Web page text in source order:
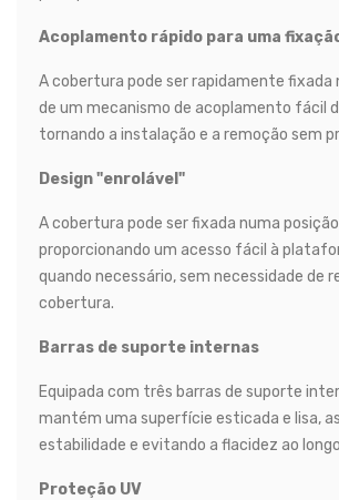
Acoplamento rápido para uma
A cobertura pode ser rapidamente fixada
de um mecanismo de acoplamento fácil
tornando a instalação e a remoção sem
Design "enrolável"
A cobertura pode ser fixada numa
proporcionando um acesso fácil à
quando necessário, sem necessidade de
cobertura.
Barras de suporte internas
Equipada com três barras de suporte
mantém uma superfície esticada e lisa,
estabilidade e evitando a flacidez ao
Proteção UV